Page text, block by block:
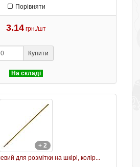
Порівняти
3.14 грн./шт
Купити
На складі
+ 2
для розмітки на шкірі, колір...